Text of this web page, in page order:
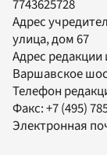
7743625728
Адрес
улица, дом 67
Адрес редакции
Варшавское
Телефон
Факс:+7 (495)
Электронная